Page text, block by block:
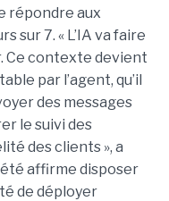
répondre aux
sur 7. « L’IA va faire
Ce contexte devient
par l’agent, qu’il
des messages
le suivi des
des clients », a
affirme disposer
de déployer